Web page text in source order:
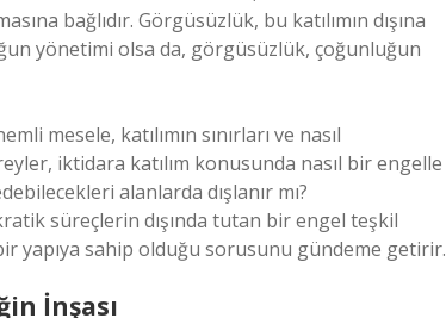
bağlıdır. Görgüsüzlük, bu katılımın dışına
yönetimi olsa da, görgüsüzlük, çoğunluğun
mesele, katılımın sınırları ve nasıl
iktidara katılım konusunda nasıl bir engelle
alanlarda dışlanır mı?
süreçlerin dışında tutan bir engel teşkil
yapıya sahip olduğu sorusunu gündeme getirir.
İnşası